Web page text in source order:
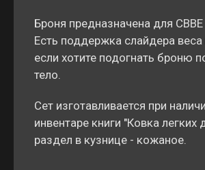
Броня предназначена для CBBE
Есть поддержка слайдера
если хотите подогнать броню
тело.
Сет изготавливается при
инвентаре книги "Ковка легких
раздел в кузнице - кожаное.